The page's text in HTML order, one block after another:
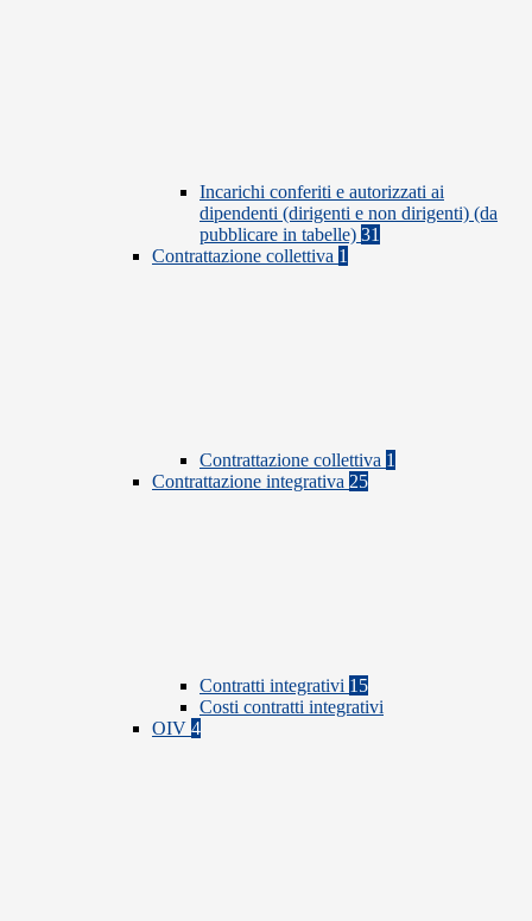
Incarichi conferiti e autorizzati ai
dipendenti (dirigenti e non dirigenti) (da
pubblicare in tabelle) 31
Contrattazione collettiva 1
Contrattazione collettiva 1
Contrattazione integrativa 25
Contratti integrativi 15
Costi contratti integrativi
OIV 4